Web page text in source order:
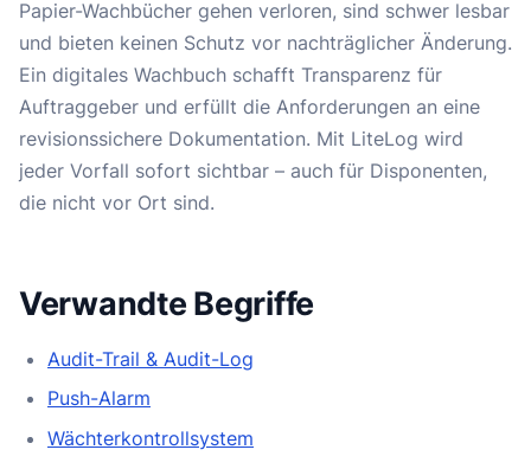
Papier-Wachbücher gehen verloren, sind schwer lesbar
und bieten keinen Schutz vor nachträglicher Änderung.
Ein digitales Wachbuch schafft Transparenz für
Auftraggeber und erfüllt die Anforderungen an eine
revisionssichere Dokumentation. Mit LiteLog wird
jeder Vorfall sofort sichtbar – auch für Disponenten,
die nicht vor Ort sind.
Verwandte Begriffe
Audit-Trail & Audit-Log
Push-Alarm
Wächterkontrollsystem